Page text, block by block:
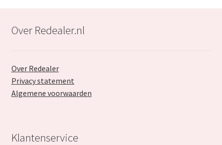
Over Redealer.nl
Over Redealer
Privacy statement
Algemene voorwaarden
Klantenservice